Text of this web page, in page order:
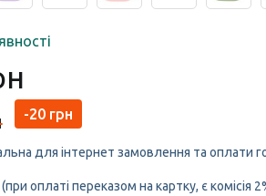
-20 грн
для інтернет замовлення та оплати
(при оплаті переказом на картку, є комісія